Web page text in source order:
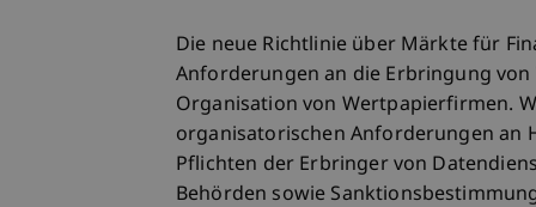
Die neue Richtlinie über Märkte für
Anforderungen an die Erbringung
Organisation von Wertpapierfirmen.
organisatorischen Anforderungen an
Pflichten der Erbringer von
Behörden sowie